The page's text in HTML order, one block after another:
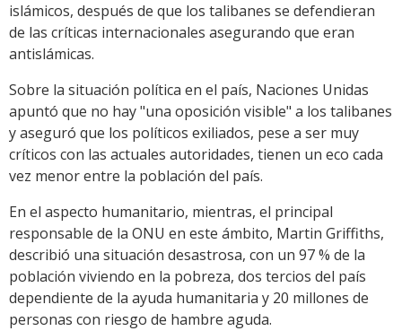
islámicos, después de que los talibanes se defendieran
de las críticas internacionales asegurando que eran
antislámicas.
Sobre la situación política en el país, Naciones Unidas
apuntó que no hay "una oposición visible" a los talibanes
y aseguró que los políticos exiliados, pese a ser muy
críticos con las actuales autoridades, tienen un eco cada
vez menor entre la población del país.
En el aspecto humanitario, mientras, el principal
responsable de la ONU en este ámbito, Martin Griffiths,
describió una situación desastrosa, con un 97 % de la
población viviendo en la pobreza, dos tercios del país
dependiente de la ayuda humanitaria y 20 millones de
personas con riesgo de hambre aguda.